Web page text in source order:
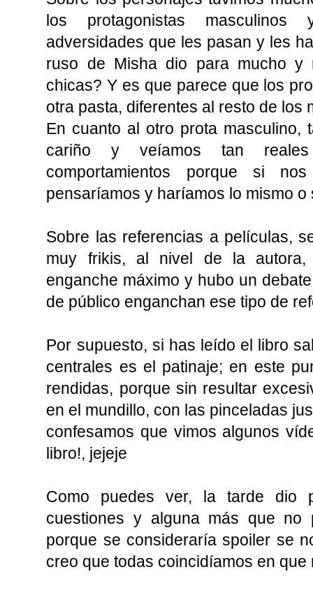
los protagonistas
adversidades que les pasan y les
ruso de Misha dio para mucho y
chicas? Y es que parece que los
otra pasta, diferentes al resto de los
En cuanto al otro prota masculino,
cariño y veíamos tan
comportamientos porque si
pensaríamos y haríamos lo mismo
Sobre las referencias a películas,
muy frikis, al nivel de la
enganche máximo y hubo un
de público enganchan ese tipo de
Por supuesto, si has leído el libro
centrales es el patinaje; en este
rendidas, porque sin resultar
en el mundillo, con las pinceladas
confesamos que vimos algunos
libro!, jejeje
Como puedes ver, la tarde dio
cuestiones y alguna más que no
porque se consideraría spoiler se
creo que todas coincidíamos en